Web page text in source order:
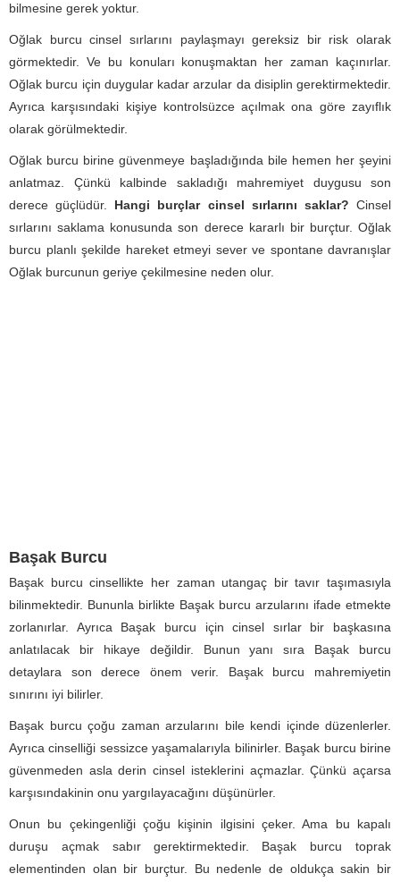
bilmesine gerek yoktur.
Oğlak burcu cinsel sırlarını paylaşmayı gereksiz bir risk olarak
görmektedir. Ve bu konuları konuşmaktan her zaman kaçınırlar.
Oğlak burcu için duygular kadar arzular da disiplin gerektirmektedir.
Ayrıca karşısındaki kişiye kontrolsüzce açılmak ona göre zayıflık
olarak görülmektedir.
Oğlak burcu birine güvenmeye başladığında bile hemen her şeyini
anlatmaz. Çünkü kalbinde sakladığı mahremiyet duygusu son
derece güçlüdür. Hangi burçlar cinsel sırlarını saklar?Cinsel
sırlarını saklama konusunda son derece kararlı bir burçtur. Oğlak
burcu planlı şekilde hareket etmeyi sever ve spontane davranışlar
Oğlak burcunun geriye çekilmesine neden olur.
Başak Burcu
Başak burcu cinsellikte her zaman utangaç bir tavır taşımasıyla
bilinmektedir. Bununla birlikte Başak burcu arzularını ifade etmekte
zorlanırlar. Ayrıca Başak burcu için cinsel sırlar bir başkasına
anlatılacak bir hikaye değildir. Bunun yanı sıra Başak burcu
detaylara son derece önem verir. Başak burcu mahremiyetin
sınırını iyi bilirler.
Başak burcu çoğu zaman arzularını bile kendi içinde düzenlerler.
Ayrıca cinselliği sessizce yaşamalarıyla bilinirler. Başak burcu birine
güvenmeden asla derin cinsel isteklerini açmazlar. Çünkü açarsa
karşısındakinin onu yargılayacağını düşünürler.
Onun bu çekingenliği çoğu kişinin ilgisini çeker. Ama bu kapalı
duruşu açmak sabır gerektirmektedir. Başak burcu toprak
elementinden olan bir burçtur. Bu nedenle de oldukça sakin bir